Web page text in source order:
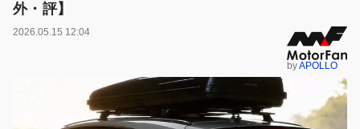
外・評】
2026.05.15 12:04
byAPOLLO